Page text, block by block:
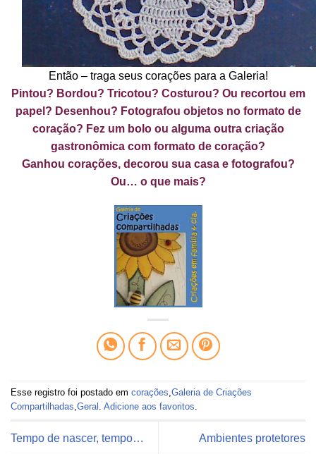
Então – traga seus corações para a Galeria!
Pintou? Bordou? Tricotou? Costurou? Ou recortou em
papel? Desenhou? Fotografou objetos no formato de
coração? Fez um bolo ou alguma outra criação
gastronômica com formato de coração?
Ganhou corações, decorou sua casa e fotografou?
Ou… o que mais?
Esse registro foi postado em corações,Galeria de Criações
Compartilhadas,Geral . Adicione aos favoritos.
Tempo de nascer, tempo… Ambientes protetores